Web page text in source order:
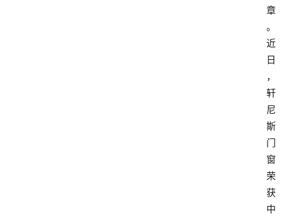
章
。
近
日
，
轩
尼
斯
门
窗
荣
获
中